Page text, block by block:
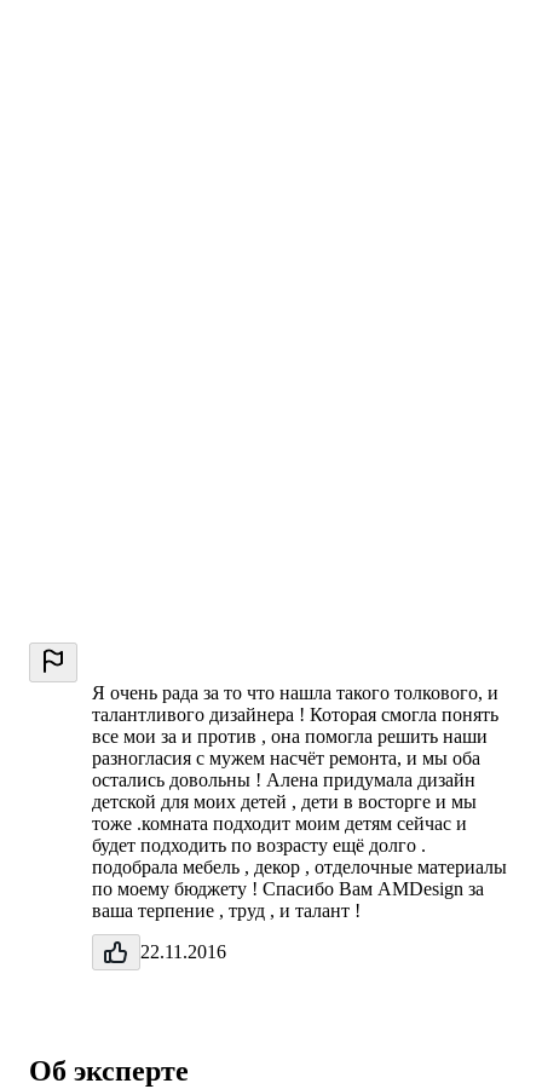
Я очень рада за то что нашла такого толкового, и
талантливого дизайнера ! Которая смогла понять
все мои за и против , она помогла решить наши
разногласия с мужем насчёт ремонта, и мы оба
остались довольны ! Алена придумала дизайн
детской для моих детей , дети в восторге и мы
тоже .комната подходит моим детям сейчас и
будет подходить по возрасту ещё долго .
подобрала мебель , декор , отделочные материалы
по моему бюджету ! Спасибо Вам AMDesign за
ваша терпение , труд , и талант !
22.11.2016
Об эксперте